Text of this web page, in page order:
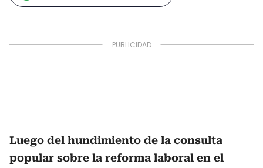
Luego del hundimiento de la consulta
popular sobre la reforma laboral en el